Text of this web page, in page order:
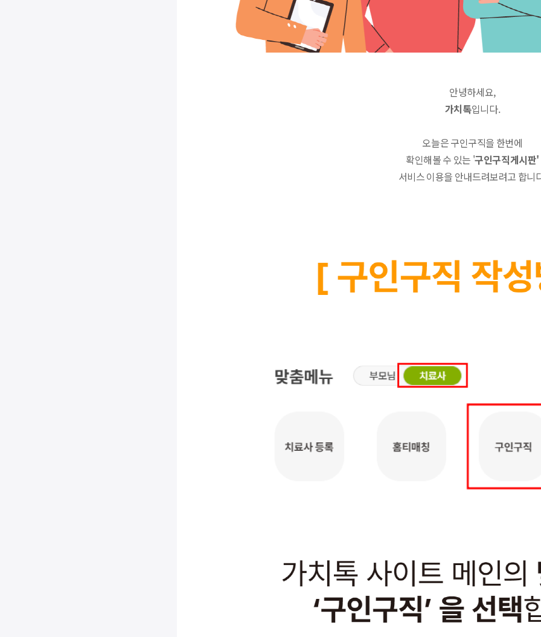
안녕하세요,
가치톡입니다.
오늘은 구인구직을 한번에
확인해볼 수 있는 '구인구직게시판'
서비스 이용을 안내드려보려고 합니